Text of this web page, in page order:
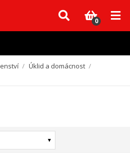
může dodání dílů, které nejsou skladem,
za pochopení.
0
/ Úklid a domácnost /